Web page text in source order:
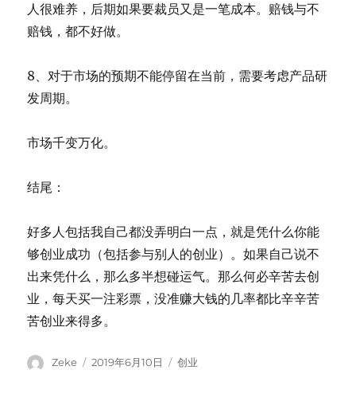
人很难养，后期如果要裁员又是一笔成本。赔钱与不
赔钱，都不好做。
8、对于市场的预期不能停留在当前，需要考虑产品研
发周期。
市场千变万化。
结尾：
好多人包括我自己都没弄明白一点，就是凭什么你能
够创业成功（包括参与别人的创业）。如果自己说不
出来凭什么，那么多半想碰运气。那么何必辛苦去创
业，每天买一注彩票，没准赚大钱的几率都比辛辛苦
苦创业来得多。
Author
Zeke
Posted
2019年6月10日 Categories
创业